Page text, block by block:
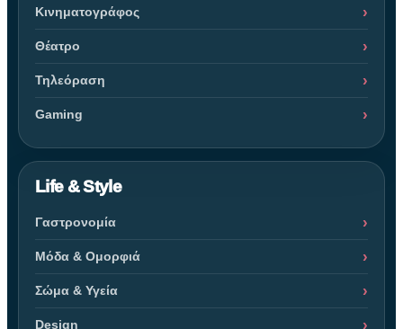
Κινηματογράφος
Θέατρο
Τηλεόραση
Gaming
Life & Style
Γαστρονομία
Μόδα & Ομορφιά
Σώμα & Υγεία
Design